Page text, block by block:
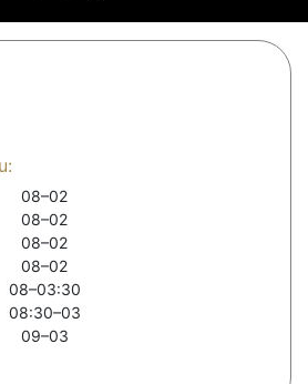
08–02
08–02
08–02
08–02
08–03:30
08:30–03
09–03